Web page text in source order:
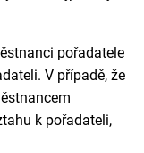
pořadatele
V případě, že
k pořadateli,